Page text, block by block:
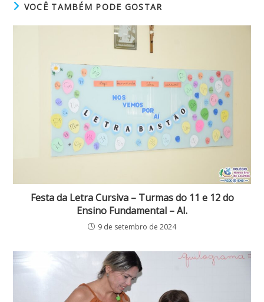
VOCÊ TAMBÉM PODE GOSTAR
Festa da Letra Cursiva – Turmas do 11 e 12 do
Ensino Fundamental – AI.
9 de setembro de 2024